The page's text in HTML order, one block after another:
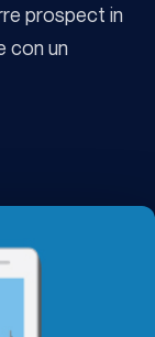
prospect in
con un